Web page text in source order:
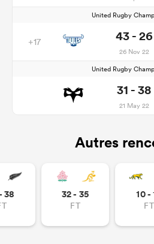
United Rugby
+17 43 - 26
26 Nov 22
United Rugby
31 - 38
21 May 22
Autres
38 32 - 35
FT
10 -
FT